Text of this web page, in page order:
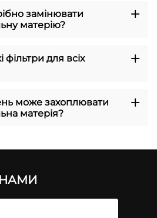
замінювати
матерію?
фільтри для всіх
може захоплювати
матерія?
НАМИ